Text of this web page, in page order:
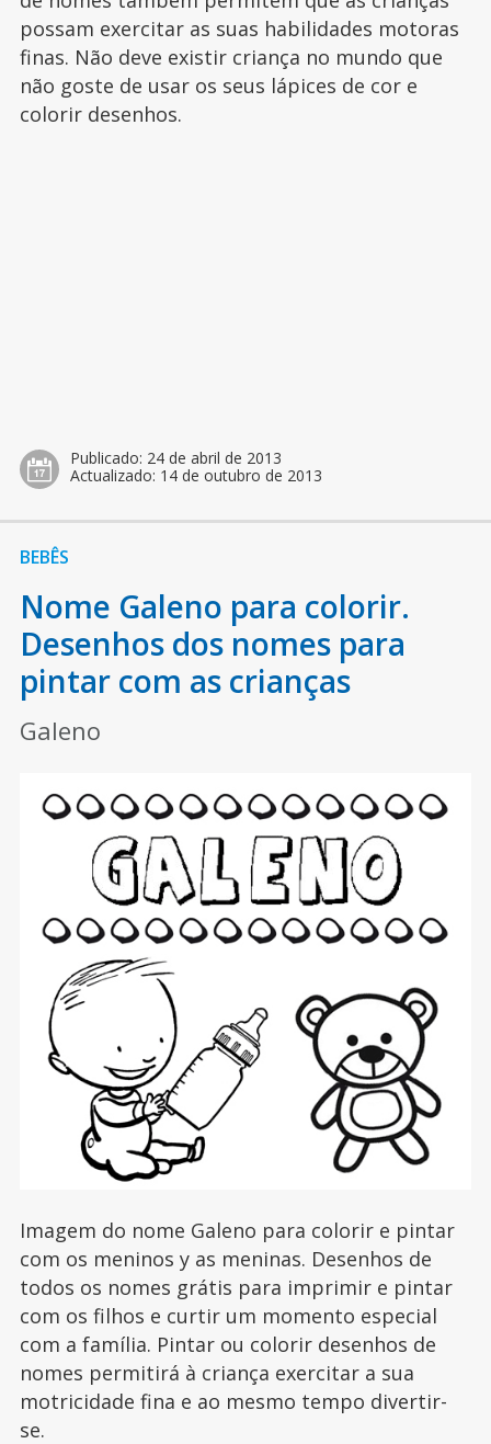
possam exercitar as suas habilidades motoras
finas. Não deve existir criança no mundo que
não goste de usar os seus lápices de cor e
colorir desenhos.
Publicado: 24 de abril de 2013
Actualizado: 14 de outubro de 2013
BEBÊS
Nome Galeno para colorir.
Desenhos dos nomes para
pintar com as crianças
Galeno
Imagem do nome Galeno para colorir e pintar
com os meninos y as meninas. Desenhos de
todos os nomes grátis para imprimir e pintar
com os filhos e curtir um momento especial
com a família. Pintar ou colorir desenhos de
nomes permitirá à criança exercitar a sua
motricidade fina e ao mesmo tempo divertir-
se.